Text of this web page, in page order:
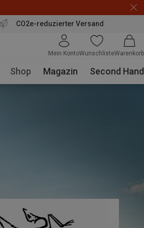
CO2e-reduzierter Versand
Mein KontoWunschlisteWarenkorb
Shop Magazin Second Hand